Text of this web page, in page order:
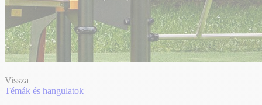
Vissza
Témák és hangulatok